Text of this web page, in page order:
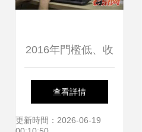
2016年門檻低、收
入高 十大草根職業
之計算機軟件研發
查看詳情
更新時間：2026-06-19